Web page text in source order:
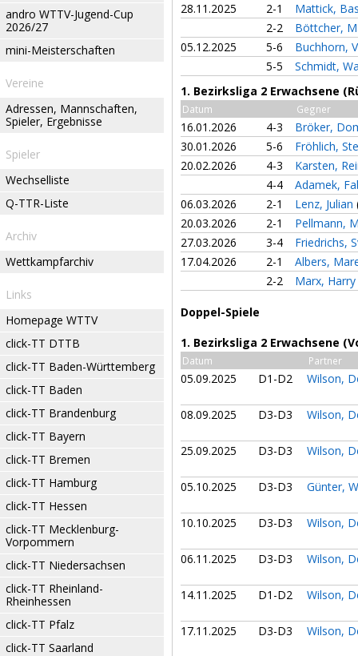
andro WTTV-Jugend-Cup
2026/27
mini-Meisterschaften
Vereine
Adressen, Mannschaften,
Spieler, Ergebnisse
Spieler
Wechselliste
Q-TTR-Liste
Archiv
Wettkampfarchiv
Links
Homepage WTTV
click-TT DTTB
click-TT Baden-Württemberg
click-TT Baden
click-TT Brandenburg
click-TT Bayern
click-TT Bremen
click-TT Hamburg
click-TT Hessen
click-TT Mecklenburg-
Vorpommern
click-TT Niedersachsen
click-TT Rheinland-
Rheinhessen
click-TT Pfalz
click-TT Saarland
28.11.2025
2-1
Mattick,
2-2
Böttcher,
05.12.2025
5-6
Buchhorn,
5-5
Schmidt,
1. Bezirksliga 2 Erwachsene
Datum Gegner
16.01.2026 4-3
Bröker,
30.01.2026
5-6
Fröhlich,
20.02.2026
4-3
Karsten,
4-4
Adamek,
06.03.2026
2-1 Lenz, Julian
20.03.2026
2-1
Pellmann,
27.03.2026
3-4
Friedrichs,
17.04.2026
2-1
Albers,
2-2
Marx, Harry
Doppel-Spiele
1. Bezirksliga 2 Erwachsene
Datum Partner
05.09.2025 D1-D2 Wilson,
08.09.2025 D3-D3 Wilson,
25.09.2025 D3-D3 Wilson,
05.10.2025 D3-D3 Günter,
10.10.2025 D3-D3 Wilson,
06.11.2025 D3-D3 Wilson,
14.11.2025 D1-D2 Wilson,
17.11.2025 D3-D3 Wilson,